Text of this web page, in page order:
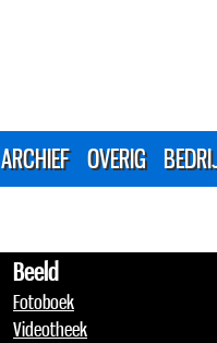
ARCHIEF OVERIG
Beeld
Fotoboek
Videotheek